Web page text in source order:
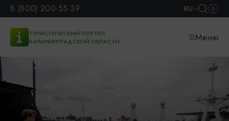
8 (800) 200-55-39 RU
ТУРИСТИЧЕСКИЙ ПОРТАЛ
КАЛИНИНГРАДСКОЙ ОБЛАСТИ
Меню